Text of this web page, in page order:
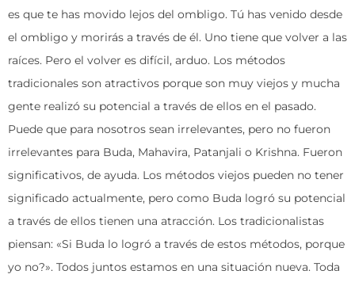
es que te has movido lejos del ombligo. Tú has venido desde
el ombligo y morirás a través de él. Uno tiene que volver a las
raíces. Pero el volver es difícil, arduo. Los métodos
tradicionales son atractivos porque son muy viejos y mucha
gente realizó su potencial a través de ellos en el pasado.
Puede que para nosotros sean irrelevantes, pero no fueron
irrelevantes para Buda, Mahavira, Patanjali o Krishna. Fueron
significativos, de ayuda. Los métodos viejos pueden no tener
significado actualmente, pero como Buda logró su potencial
a través de ellos tienen una atracción. Los tradicionalistas
piensan: «Si Buda lo logró a través de estos métodos, porque
yo no?». Todos juntos estamos en una situación nueva. Toda